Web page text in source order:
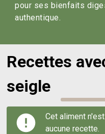
pour ses bienfaits
authentique.
Recettes
seigle
Cet aliment
aucune recette.